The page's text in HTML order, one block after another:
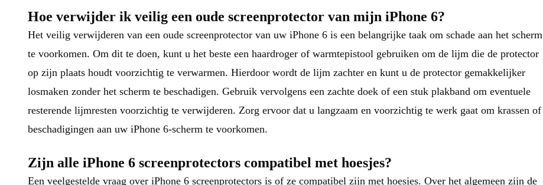
Hoe verwijder ik veilig een oude screenprotector van mijn iPhone 6?
Het veilig verwijderen van een oude screenprotector van uw iPhone 6 is een belangrijke taak om schade aan het scherm
te voorkomen. Om dit te doen, kunt u het beste een haardroger of warmtepistool gebruiken om de lijm die de protector
op zijn plaats houdt voorzichtig te verwarmen. Hierdoor wordt de lijm zachter en kunt u de protector gemakkelijker
losmaken zonder het scherm te beschadigen. Gebruik vervolgens een zachte doek of een stuk plakband om eventuele
resterende lijmresten voorzichtig te verwijderen. Zorg ervoor dat u langzaam en voorzichtig te werk gaat om krassen of
beschadigingen aan uw iPhone 6-scherm te voorkomen.
Zijn alle iPhone 6 screenprotectors compatibel met hoesjes?
Een veelgestelde vraag over iPhone 6 screenprotectors is of ze compatibel zijn met hoesjes. Over het algemeen zijn de